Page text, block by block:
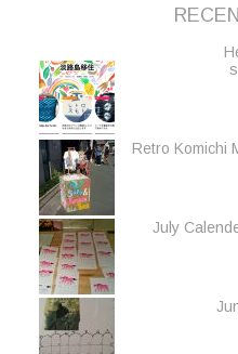
Retro Komichi
July